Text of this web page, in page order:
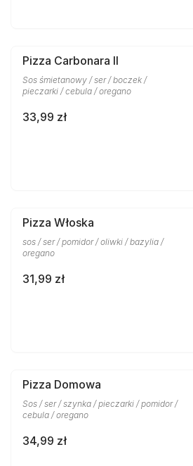
Pizza Carbonara II
Sos śmietanowy / ser / boczek /
pieczarki / cebula / oregano
33,99 zł
Pizza Włoska
sos / ser / pomidor / oliwki / bazylia /
oregano
31,99 zł
Pizza Domowa
Sos / ser / szynka / pieczarki / pomidor /
cebula / oregano
34,99 zł